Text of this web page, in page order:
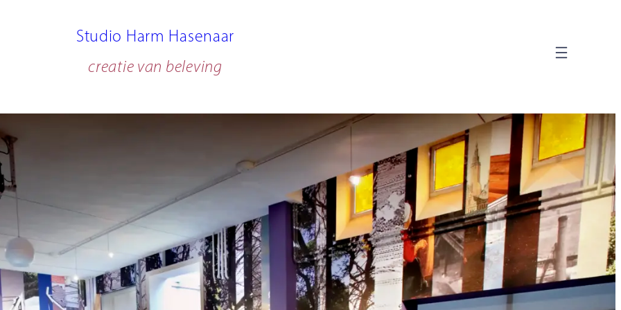
Studio Harm Hasenaar
creatie van beleving